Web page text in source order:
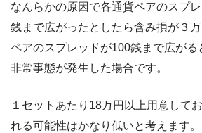
なんらかの原因で各通貨ペアのスプ
銭まで広がったとしたら含み損が３
ペアのスプレッドが100銭まで広がる
非常事態が発生した場合です。
１セットあたり18万円以上用意して
れる可能性はかなり低いと考えます。